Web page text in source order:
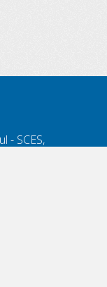
- SCES,